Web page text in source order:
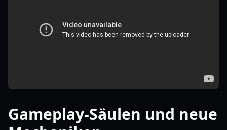
Gameplay-Säulen und neue